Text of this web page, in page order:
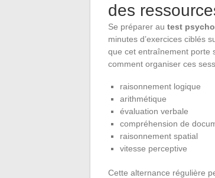
des
Se préparer au test
minutes d’exercices ciblés
que cet entraînement porte
comment organiser ces
raisonnement logique
arithmétique
évaluation verbale
compréhension de
raisonnement spatial
vitesse perceptive
Cette alternance régulière